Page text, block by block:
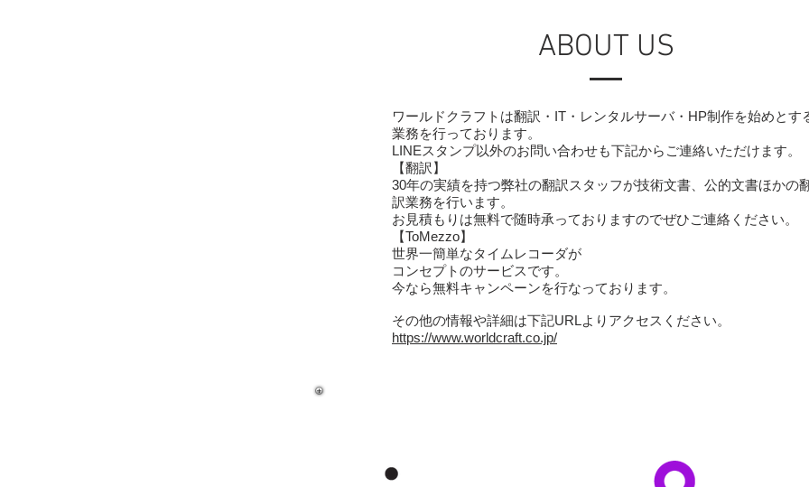
ABOUT US
ワールドクラフトは翻訳・IT・レンタルサーバ・HP制作を始めとす
業務を行っております。
LINEスタンプ以外のお問い合わせも下記からご連絡いただけます。
【翻訳】
30年の実績を持つ弊社の翻訳スタッフが技術文書、公的文書ほかの
訳業務を行います。
​お見積もりは無料で随時承っておりますのでぜひご連絡ください。
​【ToMezzo】
世界一簡単なタイムレコーダが
コンセプトのサービスです。
今なら無料キャンペーンを行なっております。
​その他の情報や詳細は下記URLよりアクセスください。
https://www.worldcraft.co.jp/